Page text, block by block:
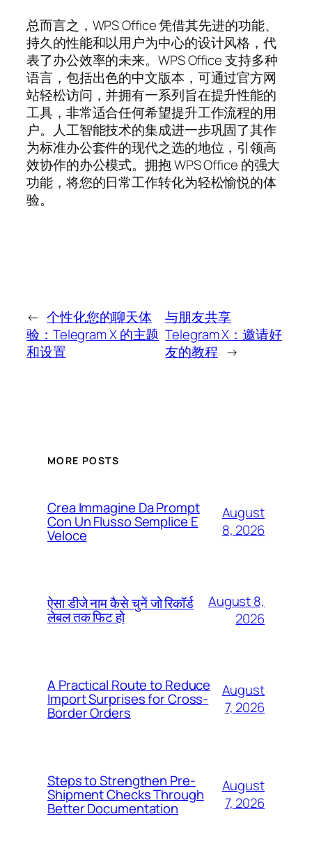
总而言之，WPS Office 凭借其先进的功能、
持久的性能和以用户为中心的设计风格，代
表了办公效率的未来。WPS Office 支持多种
语言，包括出色的中文版本，可通过官方网
站轻松访问，并拥有一系列旨在提升性能的
工具，非常适合任何希望提升工作流程的用
户。人工智能技术的集成进一步巩固了其作
为标准办公套件的现代之选的地位，引领高
效协作的办公模式。拥抱 WPS Office 的强大
功能，将您的日常工作转化为轻松愉悦的体
验。
← 个性化您的聊天体
验：Telegram X 的主题
和设置
与朋友共享
Telegram X：邀请好
友的教程 →
MORE POSTS
Crea Immagine Da Prompt
Con Un Flusso Semplice E
Veloce
August
8, 2026
ऐसा डीजे नाम कैसे चुनें जो रिकॉर्ड
लेबल तक फिट हो
August 8,
2026
A Practical Route to Reduce
Import Surprises for Cross-
Border Orders
August
7, 2026
Steps to Strengthen Pre-
Shipment Checks Through
Better Documentation
August
7, 2026